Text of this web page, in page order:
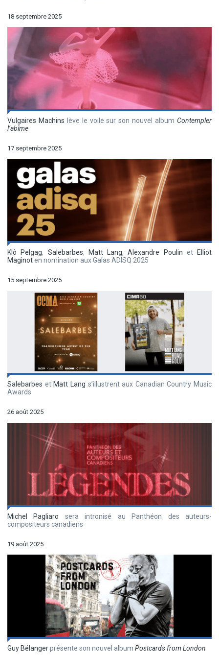
18 septembre 2025
Vulgaires Machins lève le voile sur son nouvel albumContempler
l’abîme
17 septembre 2025
Klô Pelgag, Salebarbes, Matt Lang,Alexandre Poulin et
Elliot
Maginoten nomination aux Galas ADISQ 2025
15 septembre 2025
Salebarbes et Matt Lang s’illustrent aux Canadian Country Music
Awards
26 août 2025
Michel Pagliaro sera intronisé au Panthéon des auteurs-
compositeurs canadiens
19 août 2025
Guy Bélangerprésente son nouvel album Postcards from London